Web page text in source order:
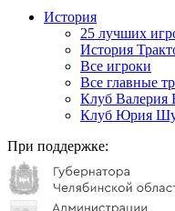
История
25 лучших
История
Все игроки
Все главные
Клуб Валерия
Клуб Юрия
При поддержке: